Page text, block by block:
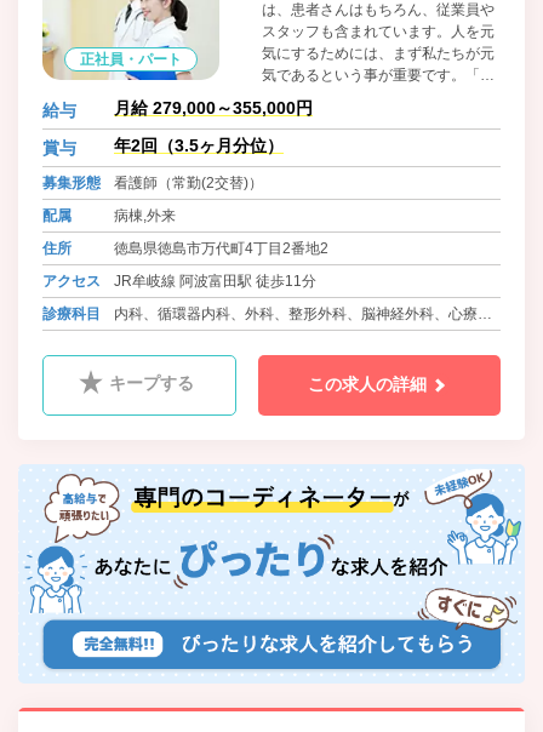
正社員・パート
は、患者さんはもちろん、従業員や
スタッフも含まれています。人を元
気にするためには、まず私たちが元
気であるという事が重要です。「明
るい、謙虚、誠実、そして何より元
気で、私は人が好き」という方はぜ
ひ手を上げてください。人の役に立
つことができ、人を笑顔にできる仕
給与 月給 279,000～355,000円
賞与 年2回（3.5ヶ月分位）
募集形態
看護師（常勤(2交替)）
配属
病棟,外来
住所
徳島県徳島市万代町4丁目2番地2
アクセス
JR牟岐線 阿波富田駅 徒歩11分
診療科目
内科、循環器内科、外科、整形外科、脳神経外科、心療内
キープする この求人の詳細